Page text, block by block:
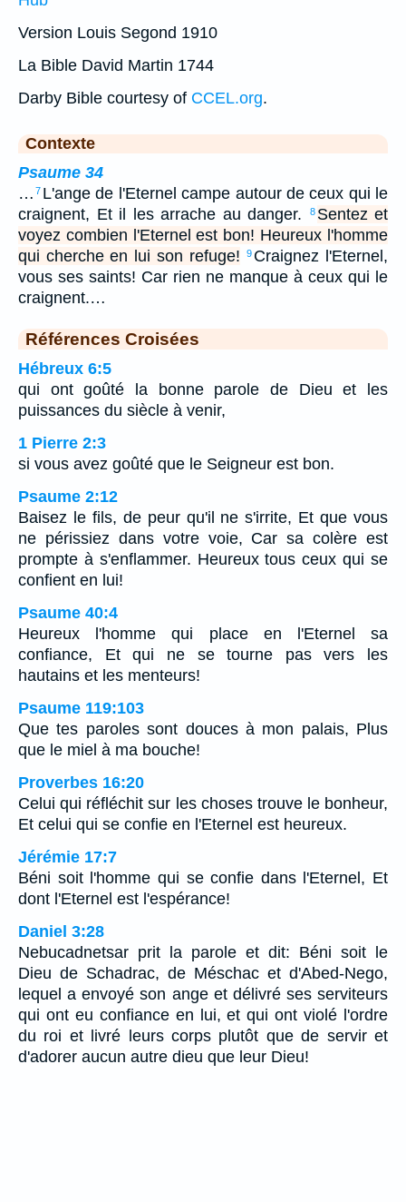
Version Louis Segond 1910
La Bible David Martin 1744
Darby Bible courtesy of CCEL.org.
Contexte
Psaume 34
… 7 L'ange de l'Eternel campe autour de ceux qui le
craignent, Et il les arrache au danger.
8 Sentez et
voyez combien l'Eternel est bon! Heureux l'homme
qui cherche en lui son refuge!
9 Craignez l'Eternel,
vous ses saints! Car rien ne manque à ceux qui le
craignent.…
Références Croisées
Hébreux 6:5
qui ont goûté la bonne parole de Dieu et les
puissances du siècle à venir,
1 Pierre 2:3
si vous avez goûté que le Seigneur est bon.
Psaume 2:12
Baisez le fils, de peur qu'il ne s'irrite, Et que vous
ne périssiez dans votre voie, Car sa colère est
prompte à s'enflammer. Heureux tous ceux qui se
confient en lui!
Psaume 40:4
Heureux l'homme qui place en l'Eternel sa
confiance, Et qui ne se tourne pas vers les
hautains et les menteurs!
Psaume 119:103
Que tes paroles sont douces à mon palais, Plus
que le miel à ma bouche!
Proverbes 16:20
Celui qui réfléchit sur les choses trouve le bonheur,
Et celui qui se confie en l'Eternel est heureux.
Jérémie 17:7
Béni soit l'homme qui se confie dans l'Eternel, Et
dont l'Eternel est l'espérance!
Daniel 3:28
Nebucadnetsar prit la parole et dit: Béni soit le
Dieu de Schadrac, de Méschac et d'Abed-Nego,
lequel a envoyé son ange et délivré ses serviteurs
qui ont eu confiance en lui, et qui ont violé l'ordre
du roi et livré leurs corps plutôt que de servir et
d'adorer aucun autre dieu que leur Dieu!